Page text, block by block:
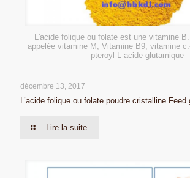
L'acide folique ou folate est une vitamine
appelée vitamine M, Vitamine B9, vitamine
pteroyl-L-acide glutamique
décembre 13, 2017
L’acide folique ou folate poudre cristalline Feed
Lire la suite